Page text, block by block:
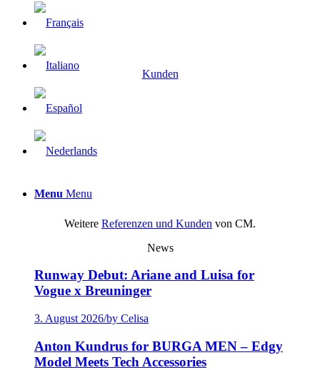
Menu Menu
Kunden
Weitere Referenzen und Kunden von CM.
News
Runway Debut: Ariane and Luisa for
Vogue x Breuninger
3. August 2026/by Celisa
Anton Kundrus for BURGA MEN – Edgy
Model Meets Tech Accessories